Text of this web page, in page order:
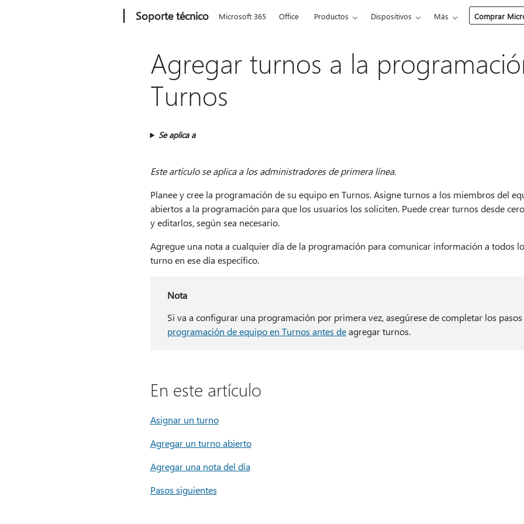
Soporte técnico Microsoft 365 Office Productos Dispositivos Más Comprar
Agregar turnos a la
Turnos
Se aplica a
Este artículo se aplica a los administradores de primera línea.
Planee y cree la programación de su equipo en Turnos. Asigne turnos a los miembros del
abiertos a la programación para que los usuarios los soliciten. Puede crear turnos desde
y editarlos, según sea necesario.
Agregue una nota a cualquier día de la programación para comunicar información a todos
turno en ese día específico.
Nota
Si va a configurar una programación por primera vez, asegúrese de completar los
programación de equipo en Turnos antes deagregar turnos.
En este artículo
Asignar un turno
Agregar un turno abierto
Agregar una nota del día
Pasos siguientes